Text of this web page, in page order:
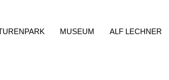
MUSEUM ALF LECHNER